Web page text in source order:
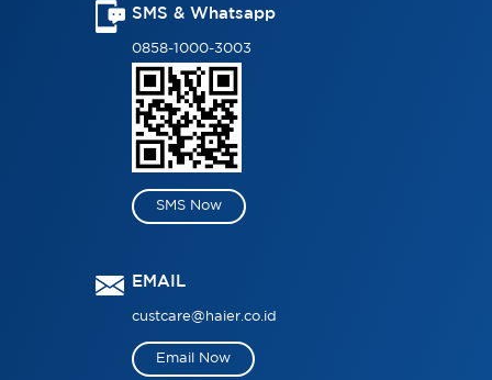
SMS & Whatsapp
0858-1000-3003
SMS Now
EMAIL
custcare@haier.co.id
Email Now